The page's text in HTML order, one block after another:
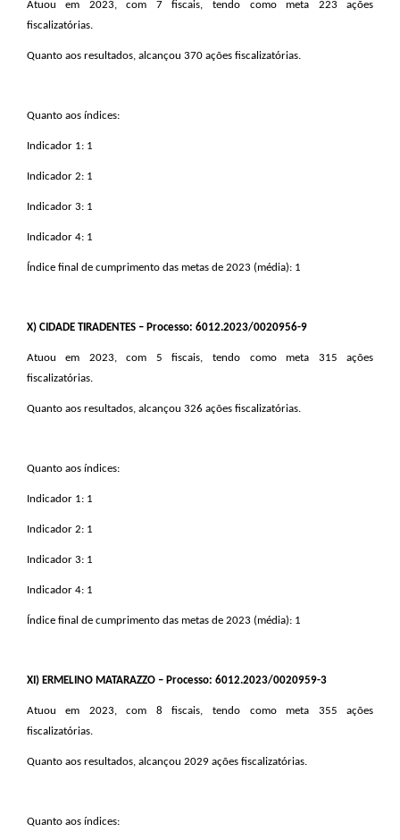
Atuou em 2023, com 7 fiscais, tendo como meta 223 ações
fiscalizatórias.
Quanto aos resultados, alcançou 370 ações fiscalizatórias.
Quanto aos índices:
Indicador 1: 1
Indicador 2: 1
Indicador 3: 1
Indicador 4: 1
Índice final de cumprimento das metas de 2023 (média): 1
X) CIDADE TIRADENTES – Processo: 6012.2023/0020956-9
Atuou em 2023, com 5 fiscais, tendo como meta 315 ações
fiscalizatórias.
Quanto aos resultados, alcançou 326 ações fiscalizatórias.
Quanto aos índices:
Indicador 1: 1
Indicador 2: 1
Indicador 3: 1
Indicador 4: 1
Índice final de cumprimento das metas de 2023 (média): 1
XI ) ERMELINO MATARAZZO – Processo: 6012.2023/0020959-3
Atuou em 2023, com 8 fiscais, tendo como meta 355 ações
fiscalizatórias.
Quanto aos resultados, alcançou 2029 ações fiscalizatórias.
Quanto aos índices: